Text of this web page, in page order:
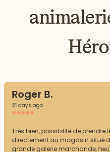
Roger B.
21 days ago
Très bien, possibilité de prendre
directement au magasin situé
grande galerie marchande,